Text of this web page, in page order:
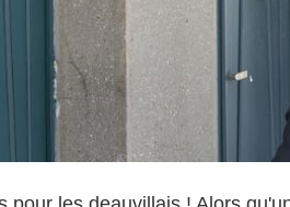
Droits réservés